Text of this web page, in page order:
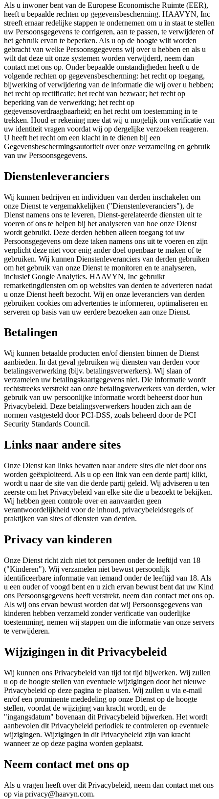
Als u inwoner bent van de Europese Economische Ruimte (EER),
heeft u bepaalde rechten op gegevensbescherming. HAAVYN, Inc
streeft ernaar redelijke stappen te ondernemen om u in staat te stellen
uw Persoonsgegevens te corrigeren, aan te passen, te verwijderen of
het gebruik ervan te beperken. Als u op de hoogte wilt worden
gebracht van welke Persoonsgegevens wij over u hebben en als u
wilt dat deze uit onze systemen worden verwijderd, neem dan
contact met ons op. Onder bepaalde omstandigheden heeft u de
volgende rechten op gegevensbescherming: het recht op toegang,
bijwerking of verwijdering van de informatie die wij over u hebben;
het recht op rectificatie; het recht van bezwaar; het recht op
beperking van de verwerking; het recht op
gegevensoverdraagbaarheid; en het recht om toestemming in te
trekken. Houd er rekening mee dat wij u mogelijk om verificatie van
uw identiteit vragen voordat wij op dergelijke verzoeken reageren.
U heeft het recht om een klacht in te dienen bij een
Gegevensbeschermingsautoriteit over onze verzameling en gebruik
van uw Persoonsgegevens.
Dienstenleveranciers
Wij kunnen bedrijven en individuen van derden inschakelen om
onze Dienst te vergemakkelijken ("Dienstenleveranciers"), de
Dienst namens ons te leveren, Dienst-gerelateerde diensten uit te
voeren of ons te helpen bij het analyseren van hoe onze Dienst
wordt gebruikt. Deze derden hebben alleen toegang tot uw
Persoonsgegevens om deze taken namens ons uit te voeren en zijn
verplicht deze niet voor enig ander doel openbaar te maken of te
gebruiken. Wij kunnen Dienstenleveranciers van derden gebruiken
om het gebruik van onze Dienst te monitoren en te analyseren,
inclusief Google Analytics. HAAVYN, Inc gebruikt
remarketingdiensten om op websites van derden te adverteren nadat
u onze Dienst heeft bezocht. Wij en onze leveranciers van derden
gebruiken cookies om advertenties te informeren, optimaliseren en
serveren op basis van uw eerdere bezoeken aan onze Dienst.
Betalingen
Wij kunnen betaalde producten en/of diensten binnen de Dienst
aanbieden. In dat geval gebruiken wij diensten van derden voor
betalingsverwerking (bijv. betalingsverwerkers). Wij slaan of
verzamelen uw betalingskaartgegevens niet. Die informatie wordt
rechtstreeks verstrekt aan onze betalingsverwerkers van derden, wier
gebruik van uw persoonlijke informatie wordt beheerst door hun
Privacybeleid. Deze betalingsverwerkers houden zich aan de
normen vastgesteld door PCI-DSS, zoals beheerd door de PCI
Security Standards Council.
Links naar andere sites
Onze Dienst kan links bevatten naar andere sites die niet door ons
worden geëxploiteerd. Als u op een link van een derde partij klikt,
wordt u naar de site van die derde partij geleid. Wij adviseren u ten
zeerste om het Privacybeleid van elke site die u bezoekt te bekijken.
Wij hebben geen controle over en aanvaarden geen
verantwoordelijkheid voor de inhoud, privacybeleidsregels of
praktijken van sites of diensten van derden.
Privacy van kinderen
Onze Dienst richt zich niet tot personen onder de leeftijd van 18
("Kinderen"). Wij verzamelen niet bewust persoonlijk
identificeerbare informatie van iemand onder de leeftijd van 18. Als
u een ouder of voogd bent en u zich ervan bewust bent dat uw Kind
ons Persoonsgegevens heeft verstrekt, neem dan contact met ons op.
Als wij ons ervan bewust worden dat wij Persoonsgegevens van
kinderen hebben verzameld zonder verificatie van ouderlijke
toestemming, nemen wij stappen om die informatie van onze servers
te verwijderen.
Wijzigingen in dit Privacybeleid
Wij kunnen ons Privacybeleid van tijd tot tijd bijwerken. Wij zullen
u op de hoogte stellen van eventuele wijzigingen door het nieuwe
Privacybeleid op deze pagina te plaatsen. Wij zullen u via e-mail
en/of een prominente mededeling op onze Dienst op de hoogte
stellen, voordat de wijziging van kracht wordt, en de
"ingangsdatum" bovenaan dit Privacybeleid bijwerken. Het wordt
aanbevolen dit Privacybeleid periodiek te controleren op eventuele
wijzigingen. Wijzigingen in dit Privacybeleid zijn van kracht
wanneer ze op deze pagina worden geplaatst.
Neem contact met ons op
Als u vragen heeft over dit Privacybeleid, neem dan contact met ons
op via privacy@haavyn.com.